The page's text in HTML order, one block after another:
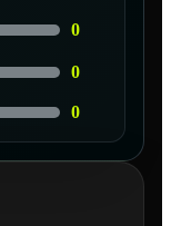
0
0
0